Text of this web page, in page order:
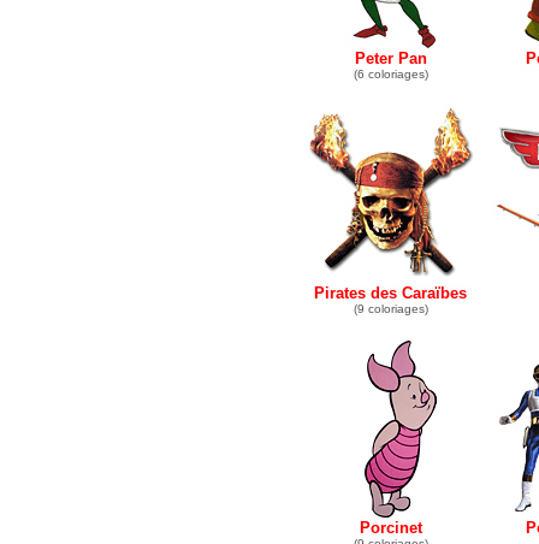
Peter Pan
(6 coloriages)
Pirates des Caraïbes
(9 coloriages)
Porcinet